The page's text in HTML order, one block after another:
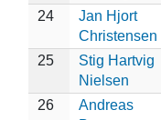
24
Jan Hjort
Christensen
25
Stig Hartvig
Nielsen
26
Andreas